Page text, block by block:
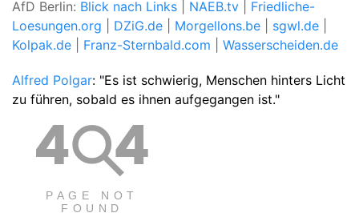
AfD Berlin: Blick nach Links NAEB.tv
Friedliche-
Loesungen.org
DZiG.de Morgellons.be sgwl.de
Kolpak.de
Franz-Sternbald.com Wasserscheiden.de
Alfred Polgar: "Es ist schwierig, Menschen hinters Licht
zu führen, sobald es ihnen aufgegangen ist."